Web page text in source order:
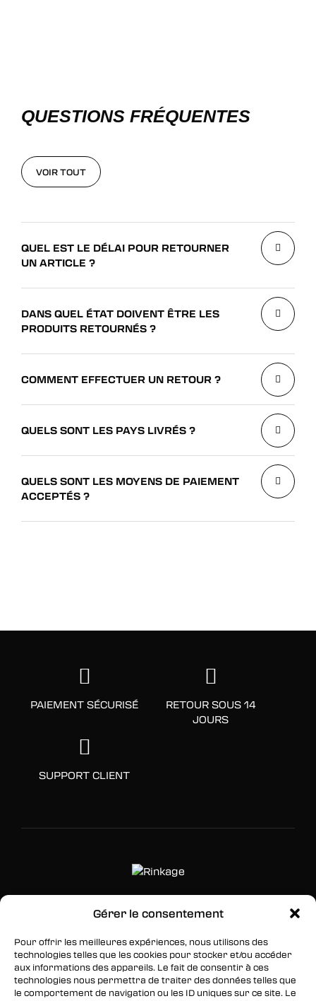
Gérer le consentement
Pour offrir les meilleures expériences, nous utilisons des
technologies telles que les cookies pour stocker et/ou accéder
aux informations des appareils. Le fait de consentir à ces
technologies nous permettra de traiter des données telles que
le comportement de navigation ou les ID uniques sur ce site. Le
QUESTIONS FRÉQUENTES
VOIR TOUT
QUEL EST LE DÉLAI POUR RETOURNER
UN ARTICLE ?
DANS QUEL ÉTAT DOIVENT ÊTRE LES
PRODUITS RETOURNÉS ?
COMMENT EFFECTUER UN RETOUR ?
QUELS SONT LES PAYS LIVRÉS ?
QUELS SONT LES MOYENS DE PAIEMENT
ACCEPTÉS ?
PAIEMENT SÉCURISÉ
RETOUR SOUS 14
JOURS
SUPPORT CLIENT
SUIVEZ-NOUS
Facebook
Twitter
Instagram